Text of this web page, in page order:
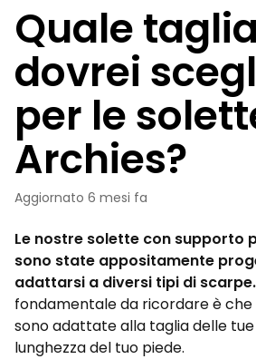
Quale taglia
dovrei
per le
Archies?
Aggiornato 6 mesi fa
Le nostre solette con supporto
sono state appositamente
adattarsi a diversi tipi di scarpe.
fondamentale da ricordare è
sono adattate alla taglia delle
lunghezza del tuo piede.